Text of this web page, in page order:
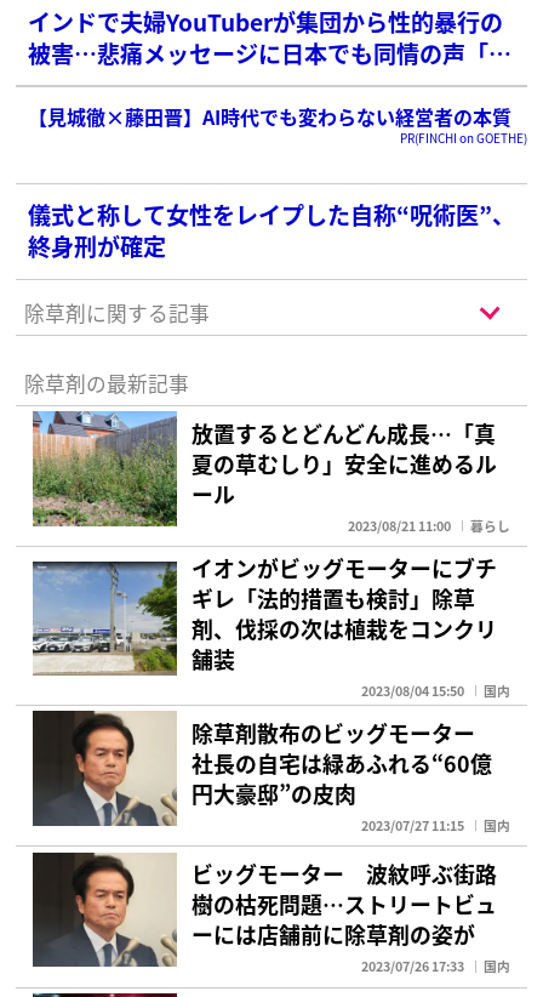
インドで夫婦YouTuberが集団から性的暴行の
被害…悲痛メッセージに日本でも同情の声「本
当に悲しい事件」
【見城徹×藤田晋】AI時代でも変わらない経営者の本質
PR(FINCHI on GOETHE)
儀式と称して女性をレイプした自称“呪術医”、
終身刑が確定
除草剤に関する記事
除草剤の最新記事
放置するとどんどん成長…「真
夏の草むしり」安全に進めるル
ール
2023/08/21 11:00 暮らし
イオンがビッグモーターにブチ
ギレ「法的措置も検討」除草
剤、伐採の次は植栽をコンクリ
舗装
2023/08/04 15:50 国内
除草剤散布のビッグモーター
社長の自宅は緑あふれる“60億
円大豪邸”の皮肉
2023/07/27 11:15 国内
ビッグモーター 波紋呼ぶ街路
樹の枯死問題…ストリートビュ
ーには店舗前に除草剤の姿が
2023/07/26 17:33 国内